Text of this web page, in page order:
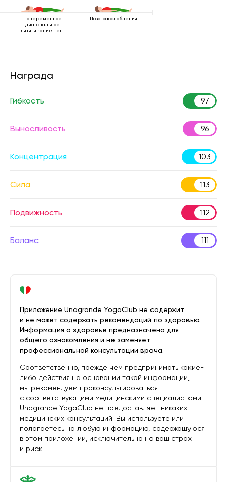
Попеременное
диагональное
вытягивание тела
Поза расслабления
Награда
Гибкость 97
Выносливость 96
Концентрация 103
Сила 113
Подвижность 112
Баланс 111
Приложение Unagrande YogaClub не содержит
и не может содержать рекомендаций по здоровью.
Информация о здоровье предназначена для
общего ознакомления и не заменяет
профессиональной консультации врача.
Соответственно, прежде чем предпринимать какие-
либо действия на основании такой информации,
мы рекомендуем проконсультироваться
с соответствующими медицинскими специалистами.
Unagrande YogaClub не предоставляет никаких
медицинских консультаций. Вы используете или
полагаетесь на любую информацию, содержащуюся
в этом приложении, исключительно на ваш страх
и риск.